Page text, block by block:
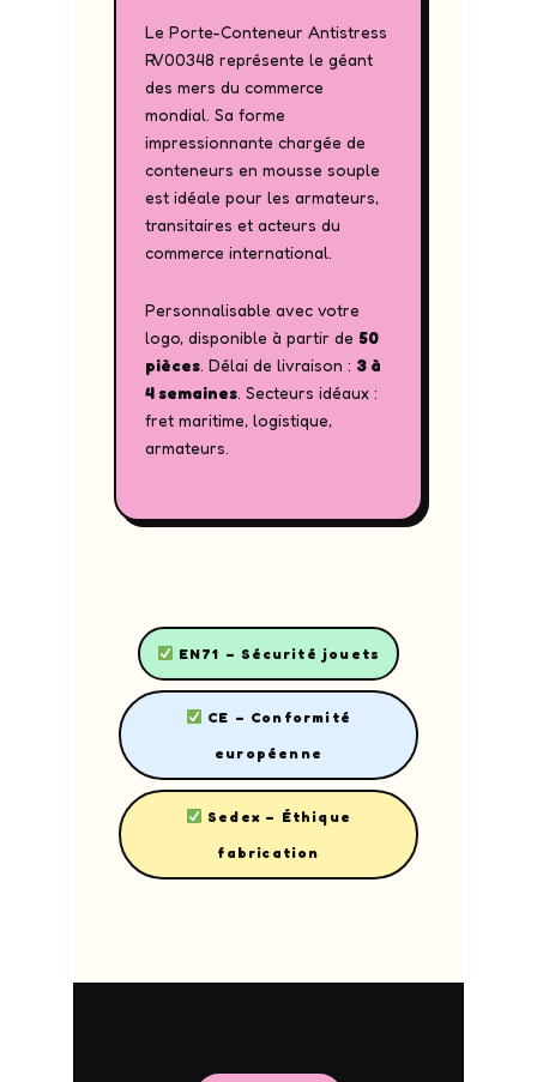
Le Porte-Conteneur Antistress
RV00348 représente le géant
des mers du commerce
mondial. Sa forme
impressionnante chargée de
conteneurs en mousse souple
est idéale pour les armateurs,
transitaires et acteurs du
commerce international.
Personnalisable avec votre
logo, disponible à partir de 50
pièces. Délai de livraison : 3 à
4 semaines. Secteurs idéaux :
fret maritime, logistique,
armateurs.
EN71 – Sécurité jouets
CE – Conformité
européenne
Sedex – Éthique
fabrication